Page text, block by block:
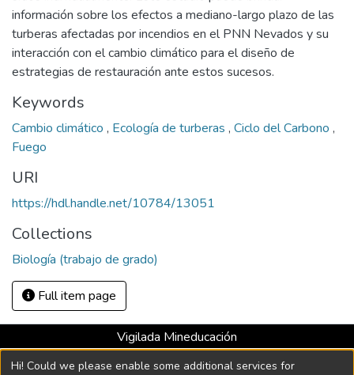
información sobre los efectos a mediano-largo plazo de las
turberas afectadas por incendios en el PNN Nevados y su
interacción con el cambio climático para el diseño de
estrategias de restauración ante estos sucesos.
Keywords
Cambio climático , Ecología de turberas , Ciclo del Carbono ,
Fuego
URI
https://hdl.handle.net/10784/13051
Collections
Biología (trabajo de grado)
Full item page
Vigilada Mineducación
Universidad con Acreditación Institucional hasta 2026 -
Hi! Could we please enable some additional services for